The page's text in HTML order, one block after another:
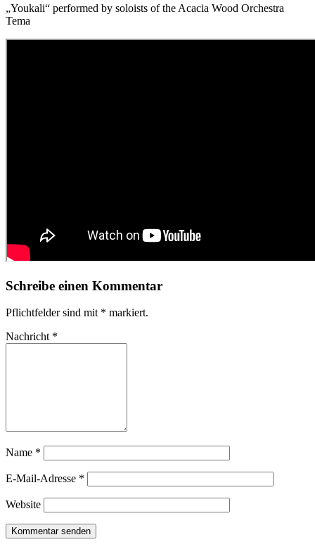
„Youkali“ performed by soloists of the Acacia Wood Orchestra
Tema
Schreibe einen Kommentar
Pflichtfelder sind mit * markiert.
Nachricht *
Name *
E-Mail-Adresse *
Website